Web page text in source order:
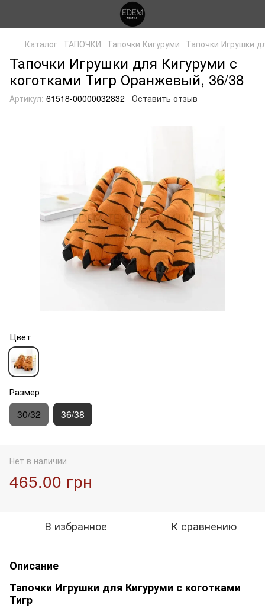
Каталог ТАПОЧКИ Тапочки Кигуруми Тапочки Игрушки
Тапочки Игрушки для Кигуруми с
коготками Тигр Оранжевый, 36/38
Артикул: 61518-00000032832 Оставить отзыв
Цвет
Размер
30/32 36/38
Нет в наличии
465.00 грн
В избранное К сравнению
Описание
Тапочки Игрушки для Кигуруми с коготками
Тигр